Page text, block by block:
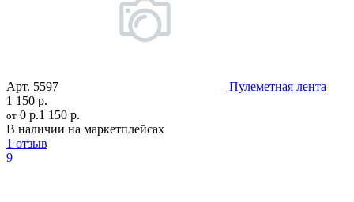
Арт. 5597
Пулеметная лента
1 150 р.
от 0 р.1 150 р.
В наличии на маркетплейсах
1 отзыв
9